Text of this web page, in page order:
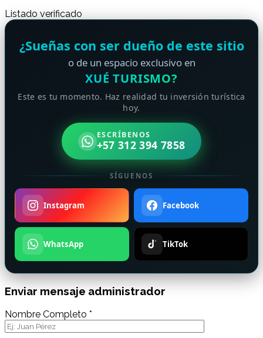
Listado verificado
¿Sueñas con ser dueño de este sitio
o de un espacio exclusivo en
XUÉ TURISMO?
Este es tu momento. Haz realidad tu inversión turística
hoy.
ESCRÍBENOS
+57 312 394 7858
SÍGUENOS
Instagram Facebook
WhatsApp TikTok
Enviar mensaje administrador
Nombre Completo *